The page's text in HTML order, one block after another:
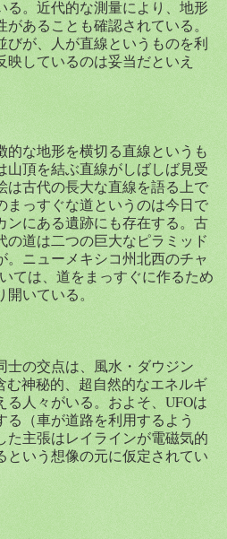
る。近代的な測量により、地形
あることも確認されている。
びが、人が直線というものを利
しているのは妥当だといえ
的な地形を横切る直線というも
山頂を結ぶ直線がしばしば見受
は古代の長大な直線を語る上で
まっすぐな道というのは今日で
ンにある遺跡にも存在する。古
の道は二つの巨大なピラミッド
。ニューメキシコ州北西のチャ
ては、道をまっすぐに作るため
いている。
士の交点は、風水・ダウジン
む神秘的、超自然的なエネルギ
人々がいる。およそ、UFOは
る（車が道路を利用するよう
た主張はレイラインが電磁気的
という想像の元に仮定されてい